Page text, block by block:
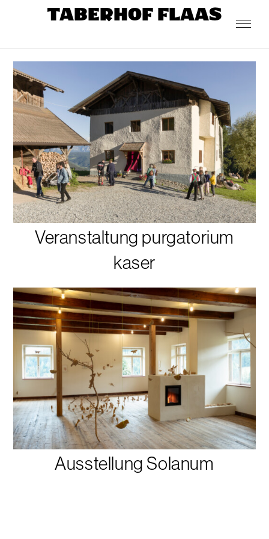
TABERHOF FLAAS
Veranstaltung purgatorium
kaser
Ausstellung Solanum